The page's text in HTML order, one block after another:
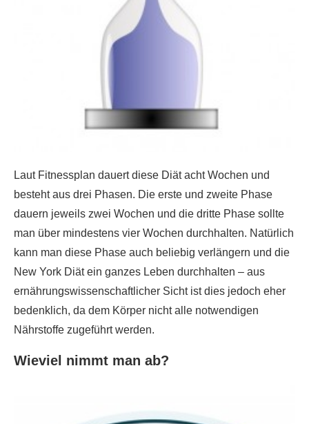
Laut Fitnessplan dauert diese Diät acht Wochen und
besteht aus drei Phasen. Die erste und zweite Phase
dauern jeweils zwei Wochen und die dritte Phase sollte
man über mindestens vier Wochen durchhalten. Natürlich
kann man diese Phase auch beliebig verlängern und die
New York Diät ein ganzes Leben durchhalten – aus
ernährungswissenschaftlicher Sicht ist dies jedoch eher
bedenklich, da dem Körper nicht alle notwendigen
Nährstoffe zugeführt werden.
Wieviel nimmt man ab?